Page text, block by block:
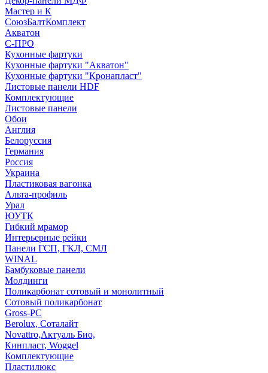
Мастер и К
СоюзБалтКомплект
Акватон
С-ПРО
Кухонные фартуки
Кухонные фартуки "Акватон"
Кухонные фартуки "Кронапласт"
Листовые панели HDF
Комплектующие
Листовые панели
Обои
Англия
Белоруссия
Германия
Россия
Украина
Пластиковая вагонка
Альта-профиль
Урал
ЮУТК
Гибкий мрамор
Интерьерные рейки
Панели ГСП, ГКЛ, СМЛ
WINAL
Бамбуковые панели
Молдинги
Поликарбонат сотовый и монолитный
Сотовый поликарбонат
Gross-PC
Berolux, Соталайт
Novattro,Актуаль Био,
Кинпласт, Woggel
Комплектующие
Пластилюкс